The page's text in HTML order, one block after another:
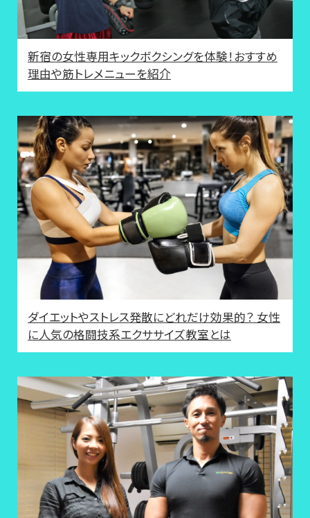
新宿の女性専用キックボクシングを体験！おすすめ
理由や筋トレメニューを紹介
ダイエットやストレス発散にどれだけ効果的？ 女性
に人気の格闘技系エクササイズ教室とは